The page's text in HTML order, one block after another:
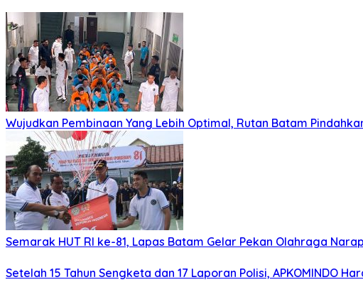
Wujudkan Pembinaan Yang Lebih Optimal, Rutan Batam
Semarak HUT RI ke-81, Lapas Batam Gelar Pekan Olahraga
Setelah 15 Tahun Sengketa dan 17 Laporan Polisi, APKOMINDO